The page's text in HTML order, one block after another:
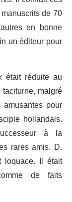
de 70
en bonne
un éditeur pour
réduite au
malgré
pour
hollandais.
à la
rares amis. D.
loquace. Il était
de faits